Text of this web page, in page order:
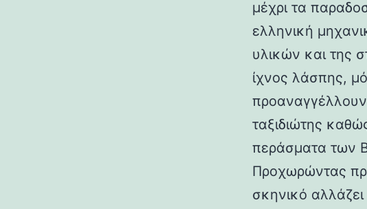
μέχρι τα
ελληνική
υλικών και της
ίχνος λάσπης,
προαναγγέλλουν
ταξιδιώτης
περάσματα των
Προχωρώντας
σκηνικό